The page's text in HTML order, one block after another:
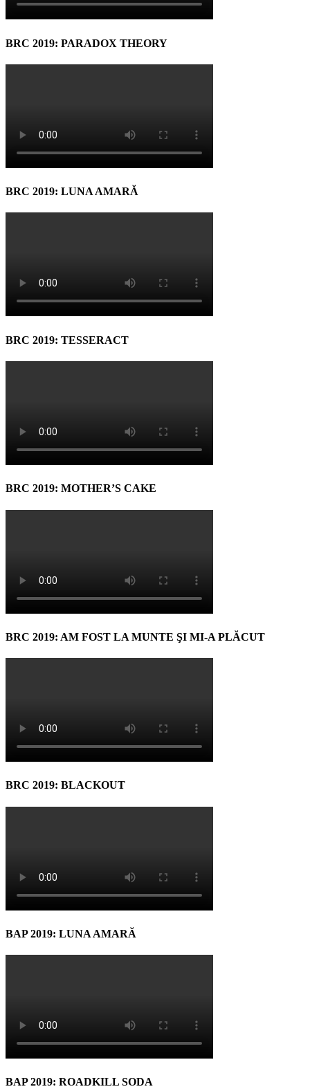
BRC 2019: PARADOX THEORY
BRC 2019: LUNA AMARĂ
BRC 2019: TESSERACT
BRC 2019: MOTHER’S CAKE
BRC 2019: AM FOST LA MUNTE ŞI MI-A PLĂCUT
BRC 2019: BLACKOUT
BAP 2019: LUNA AMARĂ
BAP 2019: ROADKILL SODA